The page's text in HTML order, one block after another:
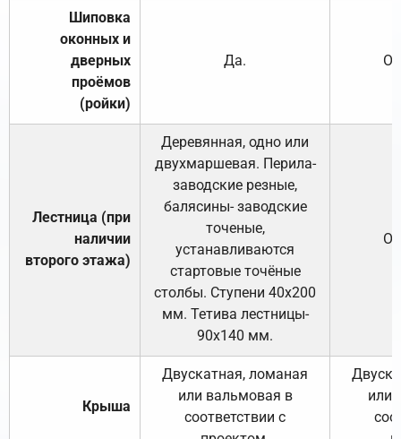
Шиповка
оконных и
дверных
проёмов
(ройки)
Да.
Лестница (при
наличии
второго этажа)
Деревянная, одно или
двухмаршевая. Перила-
заводские резные,
балясины- заводские
точеные,
устанавливаются
стартовые точёные
столбы. Ступени 40х200
мм. Тетива лестницы-
90х140 мм.
Крыша
Двускатная, ломаная
или вальмовая в
соответствии с
или